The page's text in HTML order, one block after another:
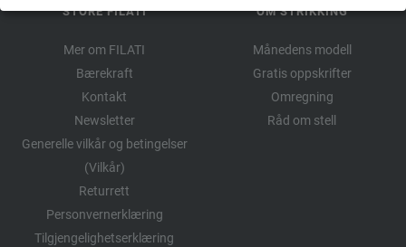
STORE FILATI
Mer om FILATI
Bærekraft
Kontakt
Newsletter
Generelle vilkår og betingelser
(Vilkår)
Returrett
Personvernerklæring
Tilgjengelighetserklæring
OM STRIKKING
Månedens modell
Gratis oppskrifter
Omregning
Råd om stell